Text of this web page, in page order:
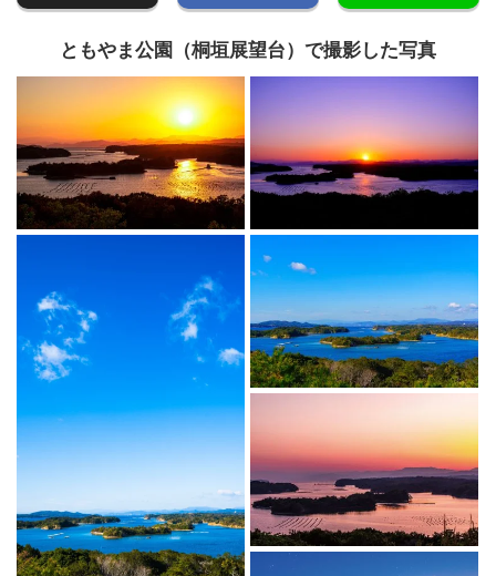
ともやま公園（桐垣展望台）で撮影した写真